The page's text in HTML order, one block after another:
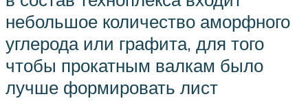
небольшое количество аморфного
углерода или графита, для того
чтобы прокатным валкам было
лучше формировать лист